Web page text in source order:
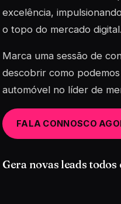
excelência,
o topo do mercado digital.
Marca uma sessão de
descobrir como
automóvel no líder de
FALA CONNOSCO
Gera novas leads todos